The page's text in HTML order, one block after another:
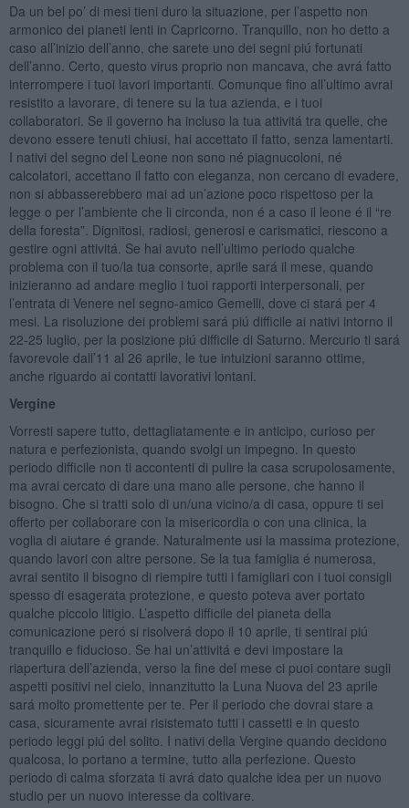
Da un bel po’ di mesi tieni duro la situazione, per l’aspetto non
armonico dei pianeti lenti in Capricorno. Tranquillo, non ho detto a
caso all’inizio dell’anno, che sarete uno dei segni piú fortunati
dell’anno. Certo, questo virus proprio non mancava, che avrá fatto
interrompere i tuoi lavori importanti. Comunque fino all’ultimo avrai
resistito a lavorare, di tenere su la tua azienda, e i tuoi
collaboratori. Se il governo ha incluso la tua attivitá tra quelle, che
devono essere tenuti chiusi, hai accettato il fatto, senza lamentarti.
I nativi del segno del Leone non sono né piagnucoloni, né
calcolatori, accettano il fatto con eleganza, non cercano di evadere,
non si abbasserebbero mai ad un’azione poco rispettoso per la
legge o per l’ambiente che li circonda, non é a caso il leone é il “re
della foresta”. Dignitosi, radiosi, generosi e carismatici, riescono a
gestire ogni attivitá. Se hai avuto nell’ultimo periodo qualche
problema con il tuo/la tua consorte, aprile sará il mese, quando
inizieranno ad andare meglio i tuoi rapporti interpersonali, per
l’entrata di Venere nel segno-amico Gemelli, dove ci stará per 4
mesi. La risoluzione dei problemi sará piú difficile ai nativi intorno il
22-25 luglio, per la posizione piú difficile di Saturno. Mercurio ti sará
favorevole dall’11 al 26 aprile, le tue intuizioni saranno ottime,
anche riguardo ai contatti lavorativi lontani.
Vergine
Vorresti sapere tutto, dettagliatamente e in anticipo, curioso per
natura e perfezionista, quando svolgi un impegno. In questo
periodo difficile non ti accontenti di pulire la casa scrupolosamente,
ma avrai cercato di dare una mano alle persone, che hanno il
bisogno. Che si tratti solo di un/una vicino/a di casa, oppure ti sei
offerto per collaborare con la misericordia o con una clinica, la
voglia di aiutare é grande. Naturalmente usi la massima protezione,
quando lavori con altre persone. Se la tua famiglia é numerosa,
avrai sentito il bisogno di riempire tutti i famigliari con i tuoi consigli
spesso di esagerata protezione, e questo poteva aver portato
qualche piccolo litigio. L’aspetto difficile del pianeta della
comunicazione peró si risolverá dopo il 10 aprile, ti sentirai piú
tranquillo e fiducioso. Se hai un’attivitá e devi impostare la
riapertura dell’azienda, verso la fine del mese ci puoi contare sugli
aspetti positivi nel cielo, innanzitutto la Luna Nuova del 23 aprile
sará molto promettente per te. Per il periodo che dovrai stare a
casa, sicuramente avrai risistemato tutti i cassetti e in questo
periodo leggi piú del solito. I nativi della Vergine quando decidono
qualcosa, lo portano a termine, tutto alla perfezione. Questo
periodo di calma sforzata ti avrá dato qualche idea per un nuovo
studio per un nuovo interesse da coltivare.